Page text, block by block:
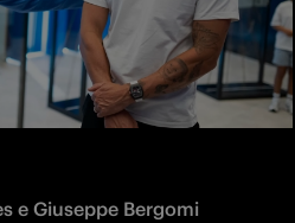
e Giuseppe Bergomi